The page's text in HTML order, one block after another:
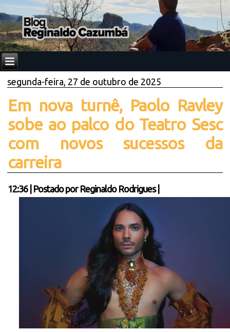
segunda-feira, 27 de outubro de 2025
Em nova turnê, Paolo Ravley
sobe ao palco do Teatro Sesc
com novos sucessos da
carreira
12:36| Postado por Reginaldo Rodrigues